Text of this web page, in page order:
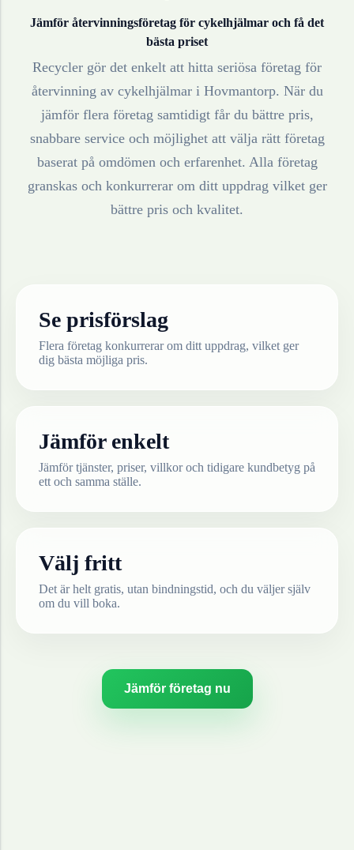
Jämför återvinningsföretag för cykelhjälmar och få det
bästa priset
Recycler gör det enkelt att hitta seriösa företag för
återvinning av cykelhjälmari Hovmantorp. När du
jämför flera företag samtidigt får du bättre pris,
snabbare service och möjlighet att välja rätt företag
baserat på omdömen och erfarenhet. Alla företag
granskas och konkurrerar om ditt uppdrag vilket ger
bättre pris och kvalitet.
Se prisförslag
Flera företag konkurrerar om ditt uppdrag, vilket ger
dig bästa möjliga pris.
Jämför enkelt
Jämför tjänster, priser, villkor och tidigare kundbetyg på
ett och samma ställe.
Välj fritt
Det är helt gratis, utan bindningstid, och du väljer själv
om du vill boka.
Jämför företag nu